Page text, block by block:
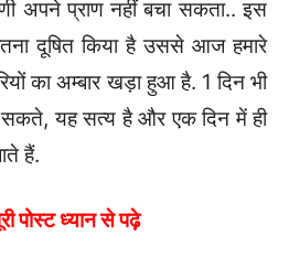
अपने प्राण नहीं बचा सकता.. इस
दूषित किया है उससे आज हमारे
का अम्बार खड़ा हुआ है. 1 दिन भी
सकते, यह सत्य है और एक दिन में ही
हैं.
पोस्ट ध्यान से पढ़े